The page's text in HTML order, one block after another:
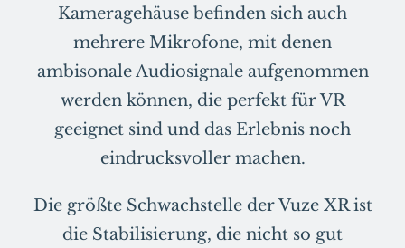
Kameragehäuse befinden sich auch
mehrere Mikrofone, mit denen
ambisonale Audiosignale aufgenommen
werden können, die perfekt für VR
geeignet sind und das Erlebnis noch
eindrucksvoller machen.
Die größte Schwachstelle der Vuze XR ist
die Stabilisierung, die nicht so gut